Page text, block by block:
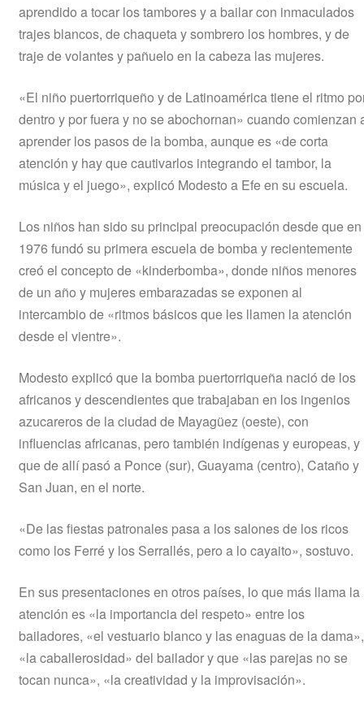
aprendido a tocar los tambores y a bailar con inmaculados
trajes blancos, de chaqueta y sombrero los hombres, y de
traje de volantes y pañuelo en la cabeza las mujeres.
«El niño puertorriqueño y de Latinoamérica tiene el ritmo
dentro y por fuera y no se abochornan» cuando comienzan
aprender los pasos de la bomba, aunque es «de corta
atención y hay que cautivarlos integrando el tambor, la
música y el juego», explicó Modesto a Efe en su escuela.
Los niños han sido su principal preocupación desde que en
1976 fundó su primera escuela de bomba y recientemente
creó el concepto de «kinderbomba», donde niños menores
de un año y mujeres embarazadas se exponen al
intercambio de «ritmos básicos que les llamen la atención
desde el vientre».
Modesto explicó que la bomba puertorriqueña nació de los
africanos y descendientes que trabajaban en los ingenios
azucareros de la ciudad de Mayagüez (oeste), con
influencias africanas, pero también indígenas y europeas, y
que de allí pasó a Ponce (sur), Guayama (centro), Cataño y
San Juan, en el norte.
«De las fiestas patronales pasa a los salones de los ricos
como los Ferré y los Serrallés, pero a lo cayaito», sostuvo.
En sus presentaciones en otros países, lo que más llama la
atención es «la importancia del respeto» entre los
bailadores, «el vestuario blanco y las enaguas de la dama»,
«la caballerosidad» del bailador y que «las parejas no se
tocan nunca», «la creatividad y la improvisación».